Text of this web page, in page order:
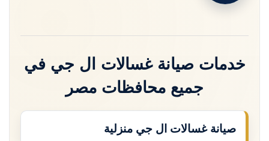
خدمات صيانة غسالات ال جي في
جميع محافظات مصر
صيانة غسالات ال جي منزلية